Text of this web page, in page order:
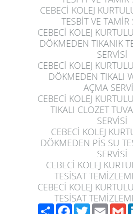
CEBECİ KOLEJ
TESBİT VE TAMİR
CEBECİ KOLEJ
DÖKMEDEN TIKANIK
SERVİSİ
CEBECİ KOLEJ
DÖKMEDEN TIKALI
AÇMA
CEBECİ KOLEJ
TIKALI CLOZET
SERVİSİ
CEBECİ KOLEJ
DÖKMEDEN PİS SU
SERVİSİ
CEBECİ KOLEJ
TESİSAT
CEBECİ KOLEJ
TESİSAT
PaylaşFacebook
TwitterEmail